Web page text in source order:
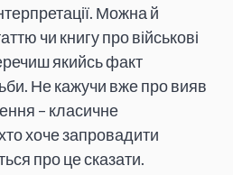
Можна й
чи книгу про військові
якийсь факт
Не кажучи вже про вияв
– класичне
хоче запровадити
про це сказати.